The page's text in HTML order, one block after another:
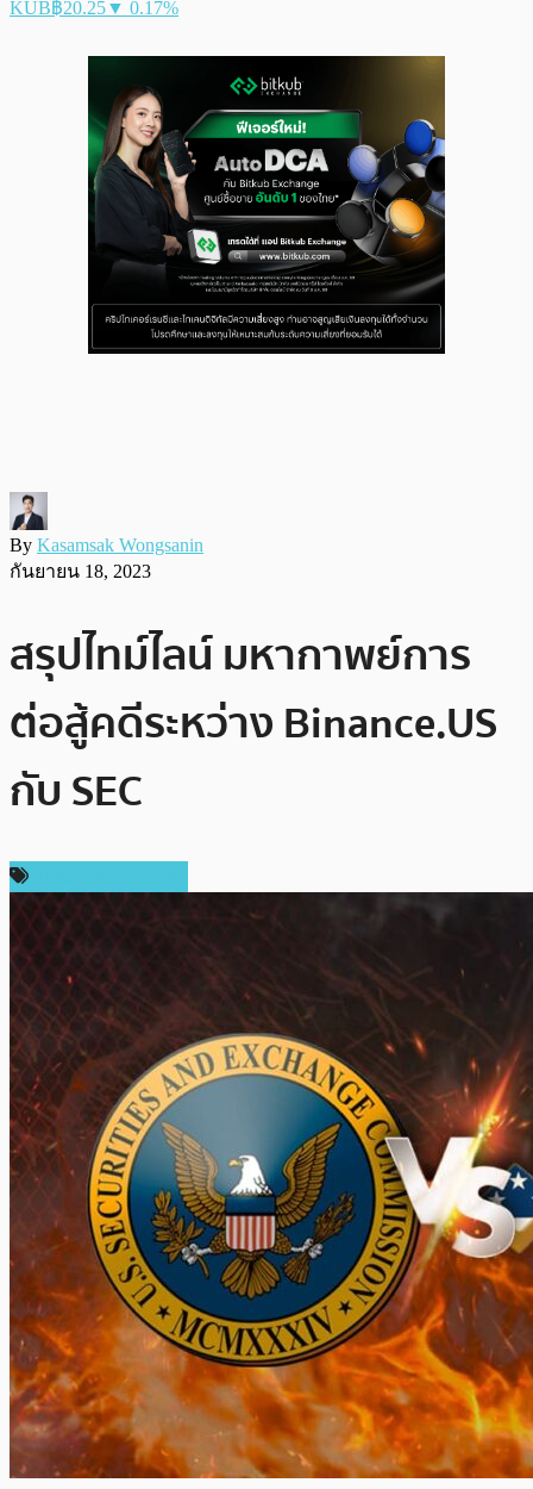
KUB฿20.25▼ 0.17%
By Kasamsak Wongsanin
กันยายน 18, 2023
สรุปไทม์ไลน์ มหากาพย์การ
ต่อสู้คดีระหว่าง Binance.US
กับ SEC